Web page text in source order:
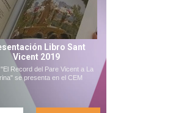
Libro Sant
Vicent 2019
"El Record del Pare Vicent a La
se presenta en el CEM